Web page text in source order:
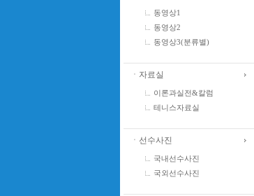
동영상1
동영상2
동영상3(분류별)
ㆍ자료실
이론과실전&칼럼
테니스자료실
ㆍ선수사진
국내선수사진
국외선수사진